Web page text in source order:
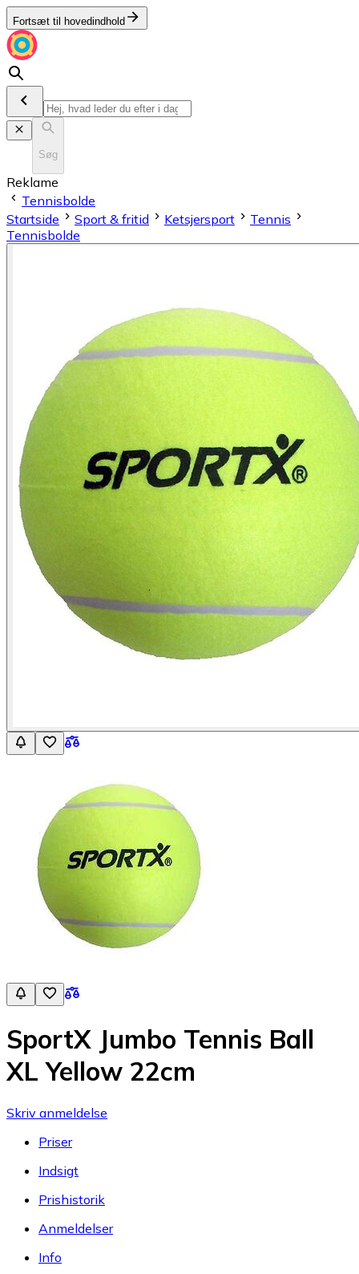
Fortsæt til hovedindhold
Søg
Reklame
Tennisbolde
Startside
Sport & fritid Ketsjersport
Tennis
Tennisbolde
SportX Jumbo Tennis Ball
XL Yellow 22cm
Skriv anmeldelse
Priser
Indsigt
Prishistorik
Anmeldelser
Info